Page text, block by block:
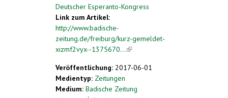
Deutscher Esperanto-Kongress
Link zum Artikel:
http://www.badische-
zeitung.de/freiburg/kurz-gemeldet-
xizmf2vyx--1375670...(link is external)
Veröffentlichung: 2017-06-01
Medientyp: Zeitungen
Medium: Badische Zeitung